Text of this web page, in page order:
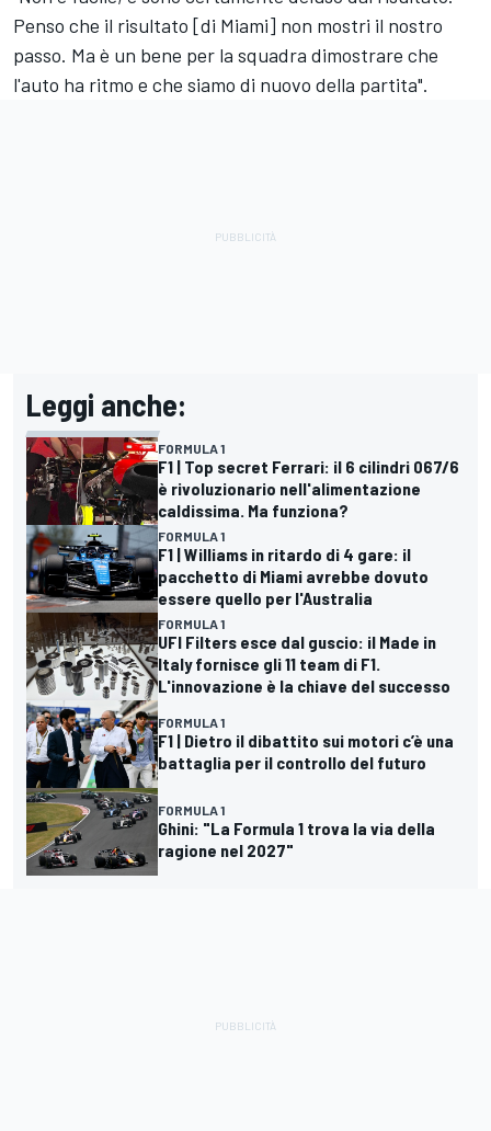
Penso che il risultato [di Miami] non mostri il nostro
passo. Ma è un bene per la squadra dimostrare che
l'auto ha ritmo e che siamo di nuovo della partita".
Leggi anche:
FORMULA 1
F1 | Top secret Ferrari: il 6 cilindri 067/6
è rivoluzionario nell'alimentazione
caldissima. Ma funziona?
FORMULA 1
F1 | Williams in ritardo di 4 gare: il
pacchetto di Miami avrebbe dovuto
essere quello per l'Australia
FORMULA 1
UFI Filters esce dal guscio: il Made in
Italy fornisce gli 11 team di F1.
L'innovazione è la chiave del successo
FORMULA 1
F1 | Dietro il dibattito sui motori c’è una
battaglia per il controllo del futuro
FORMULA 1
Ghini: "La Formula 1 trova la via della
ragione nel 2027"